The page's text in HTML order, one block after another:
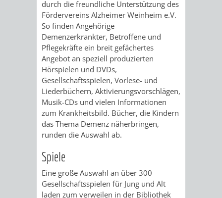
UMBAU
DER
JOHANN-
SEBASTIAN-
BACH
FÖRDERSCHULE
ABGESCHLOSSENE
VERFAHREN
DENKMALSCHUTZ
AUFGABEN
DER
UNTEREN
STEUERVORTEILE
SATZUNGEN
DENKMALSCHUTZ
ERHALTUNGSSATZUNGEN
AKTUELLE
AUFSTELLUNGSVERFAHREN
ERHALTUNGSSATZUNGEN
RECHTSKRÄFTIGE
ERHALTUNGSSATZUNGEN
AKTUELLE
RECHTSKRÄFTIGE
durch die freundliche Unterstützung des
Fördervereins Alzheimer Weinheim e.V.
So finden Angehörige
Demenzerkrankter, Betroffene und
Pflegekräfte ein breit gefächertes
Angebot an speziell produzierten
Hörspielen und DVDs,
Gesellschaftsspielen, Vorlese- und
Liederbüchern, Aktivierungsvorschlägen,
Musik-CDs und vielen Informationen
zum Krankheitsbild. Bücher, die Kindern
das Thema Demenz näherbringen,
runden die Auswahl ab.
Spiele
Eine große Auswahl an über 300
Gesellschaftsspielen für Jung und Alt
laden zum verweilen in der Bibliothek